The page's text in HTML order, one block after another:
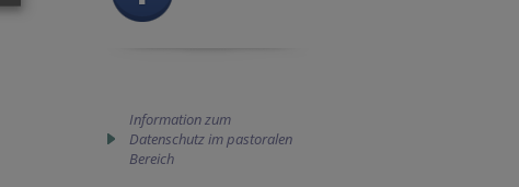
Information zum
Datenschutz im pastoralen
Bereich